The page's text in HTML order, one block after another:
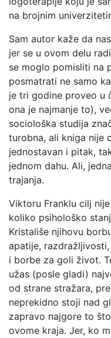
na brojnim
Sam autor kaže da
jer se u ovom delu
se moglo pomisliti na
posmatrati ne samo
je tri godine proveo u
ona je najmanje to),
sociološka studija
turobna, ali kniga nije
jednostavan i pitak,
jednom dahu. Ali,
trajanja.
Viktoru Franklu cilj
koliko psihološko
Kristališe njihovu
apatije,
i borbe za goli život.
užas (posle gladi)
od strane stražara,
neprekidno stoji nad
zapravo najgore to
ovome kraja. Jer, ko